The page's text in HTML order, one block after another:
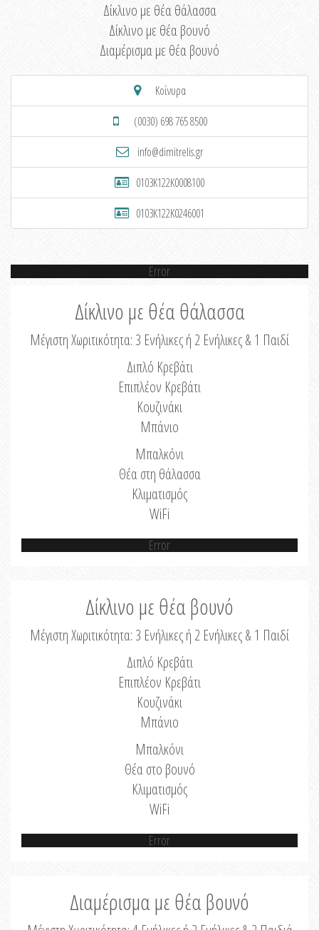
Δίκλινο με θέα θάλασσα
Δίκλινο με θέα βουνό
Διαμέρισμα με θέα βουνό
Κοίνυρα
(0030) 698 765 8500
info@dimitrelis.gr
0103K122K0008100
0103K122K0246001
Error
Δίκλινο με θέα θάλασσα
Μέγιστη Χωριτικότητα: 3 Ενήλικες ή 2 Ενήλικες & 1 Παιδί
Διπλό Κρεβάτι
Επιπλέον Κρεβάτι
Κουζινάκι
Μπάνιο
Μπαλκόνι
Θέα στη θάλασσα
Κλιματισμός
WiFi
Error
Δίκλινο με θέα βουνό
Μέγιστη Χωριτικότητα: 3 Ενήλικες ή 2 Ενήλικες & 1 Παιδί
Διπλό Κρεβάτι
Επιπλέον Κρεβάτι
Κουζινάκι
Μπάνιο
Μπαλκόνι
Θέα στο βουνό
Κλιματισμός
WiFi
Error
Διαμέρισμα με θέα βουνό